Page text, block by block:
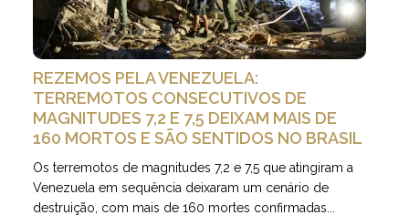
REZEMOS PELA VENEZUELA:
TERREMOTOS CONSECUTIVOS DE
MAGNITUDES 7,2 E 7,5 DEIXAM MAIS DE
160 MORTOS E SÃO SENTIDOS NO BRASIL
Os terremotos de magnitudes 7,2 e 7,5 que atingiram a
Venezuela em sequência deixaram um cenário de
destruição, com mais de 160 mortes confirmadas...